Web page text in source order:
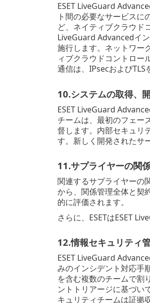
ESET LiveGuard
ト間の必要なサービス
ど、ネイティブクラウド
LiveGuard Advancedイ
施行します。ネットワー
ィブクラウドコントロー
通信は、IPsecおよびTLS
10.システムの取得、
ESET LiveGuard
チームは、最初のフェー
督します。内部セキュリ
す。新しく開発されたサ
11.サプライヤーの関
関連するサプライヤーの
から、関係管理全体と契
的に評価されます。
さらに、ESETはESET
12.情報セキュリティ
ESET LiveGuard
みのインシデント対応手
を含む複数のチームで割
ントトリアージに基づい
キュリティチームは証拠